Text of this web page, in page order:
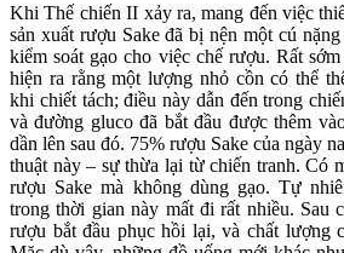
Khi Thế chiến II xảy ra, mang đến việc
sản xuất rượu Sake đã bị nện một cú
kiểm soát gạo cho việc chế rượu. Rất
hiện ra rằng một lượng nhỏ cồn có thể
khi chiết tách; điều này dẫn đến trong
và đường gluco đã bắt đầu được thêm
dần lên sau đó. 75% rượu Sake của ngày
thuật này – sự thừa lại từ chiến tranh. Có
rượu Sake mà không dùng gạo. Tự
trong thời gian này mất đi rất nhiều. Sau
rượu bắt đầu phục hồi lại, và chất lượng